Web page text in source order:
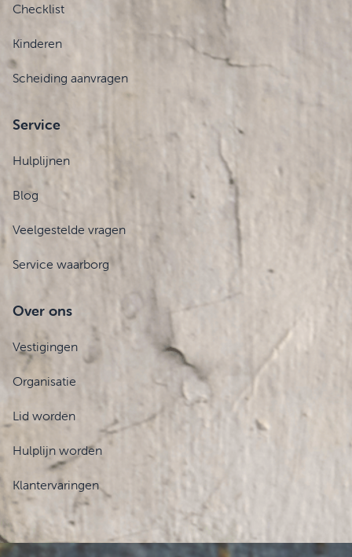
Checklist
Kinderen
Scheiding aanvragen
Service
Hulplijnen
Blog
Veelgestelde vragen
Service waarborg
Over ons
Vestigingen
Organisatie
Lid worden
Hulplijn worden
Klantervaringen